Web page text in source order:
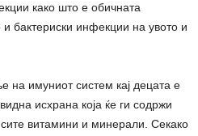
како што е обичната
бактериски инфекции на увото и
имуниот систем кај децата е
исхрана која ќе ги содржи
витамини и минерали. Секако